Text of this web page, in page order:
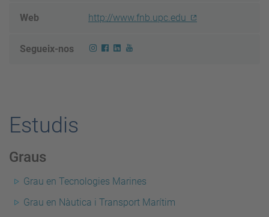
Web http://www.fnb.upc.edu
Segueix-nos
Estudis
Graus
Grau en Tecnologies Marines
Grau en Nàutica i Transport Marítim